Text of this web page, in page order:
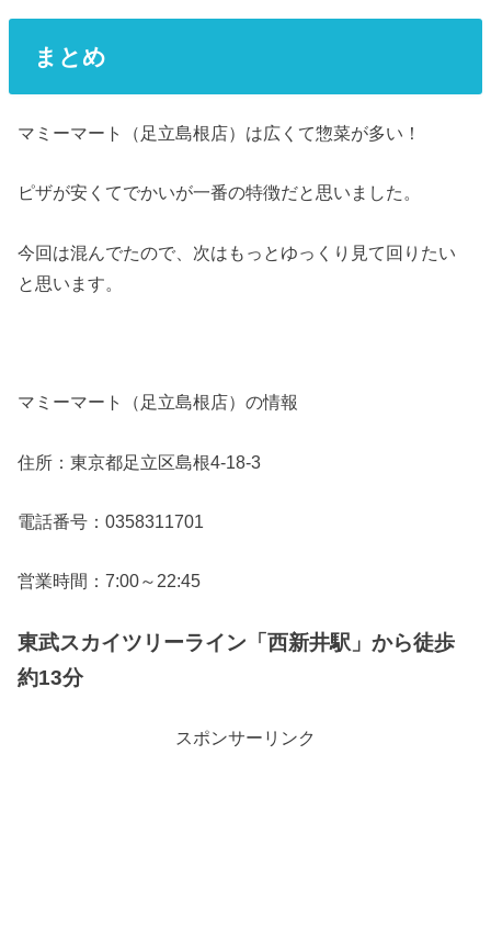
まとめ
マミーマート（足立島根店）は広くて惣菜が多い！
ピザが安くてでかいが一番の特徴だと思いました。
今回は混んでたので、次はもっとゆっくり見て回りたい
と思います。
マミーマート（足立島根店）の情報
住所：東京都足立区島根4-18-3
電話番号：0358311701
営業時間：7:00～22:45
東武スカイツリーライン「西新井駅」から徒歩
約13分
スポンサーリンク